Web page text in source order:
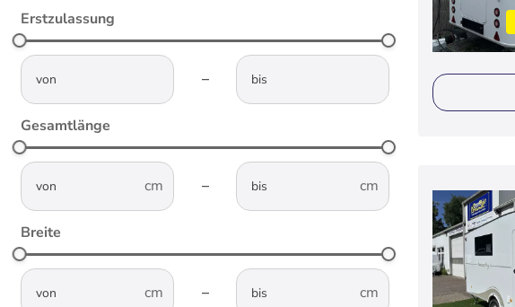
Erstzulassung
not-visible
–
not-visible
Gesamtlänge
not-visible
–
not-visible
Breite
not-visible
–
not-visible